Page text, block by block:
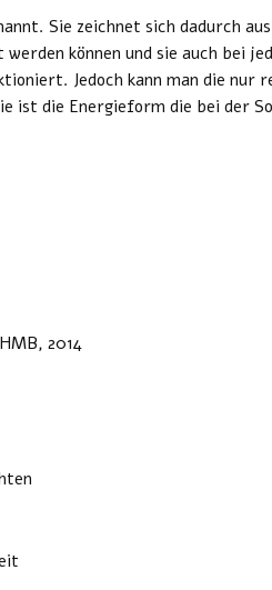
Sie zeichnet sich dadurch
können und sie auch bei
Jedoch kann man die nur
ist die Energieform die bei der
2014